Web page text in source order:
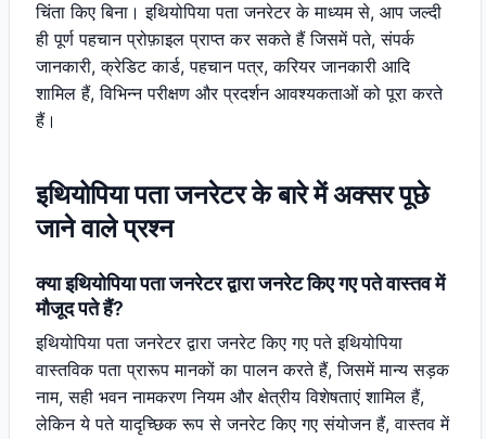
चिंता किए बिना। इथियोपिया पता जनरेटर के माध्यम से, आप जल्दी
ही पूर्ण पहचान प्रोफ़ाइल प्राप्त कर सकते हैं जिसमें पते, संपर्क
जानकारी, क्रेडिट कार्ड, पहचान पत्र, करियर जानकारी आदि
शामिल हैं, विभिन्न परीक्षण और प्रदर्शन आवश्यकताओं को पूरा करते
हैं।
इथियोपिया पता जनरेटर के बारे में अक्सर पूछे
जाने वाले प्रश्न
क्या इथियोपिया पता जनरेटर द्वारा जनरेट किए गए पते वास्तव में
मौजूद पते हैं?
इथियोपिया पता जनरेटर द्वारा जनरेट किए गए पते इथियोपिया
वास्तविक पता प्रारूप मानकों का पालन करते हैं, जिसमें मान्य सड़क
नाम, सही भवन नामकरण नियम और क्षेत्रीय विशेषताएं शामिल हैं,
लेकिन ये पते यादृच्छिक रूप से जनरेट किए गए संयोजन हैं, वास्तव में